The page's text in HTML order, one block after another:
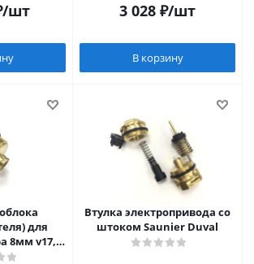
/шт 3 028 ₽/шт
В корзину
для
8мм v17,
Втулка электропривода со
штоком Saunier Duval